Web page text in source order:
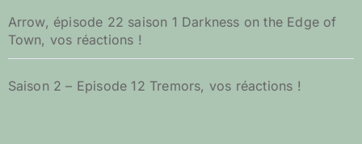
Arrow, épisode 22 saison 1 Darkness on the Edge of
Town, vos réactions !
Saison 2 – Episode 12 Tremors, vos réactions !